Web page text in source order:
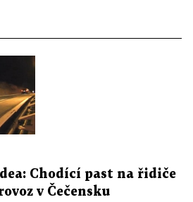
Chodící past na řidiče
v Čečensku